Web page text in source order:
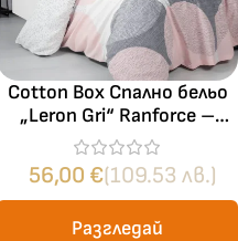
Cotton Box Спално бельо
„Leron Gri“ Ranforce –
100% памук – 4 части –
за спалня
56,00 €(109.53 лв.)
Разгледай